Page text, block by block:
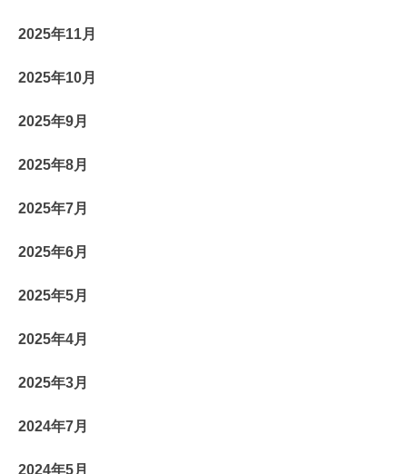
2025年11月
2025年10月
2025年9月
2025年8月
2025年7月
2025年6月
2025年5月
2025年4月
2025年3月
2024年7月
2024年5月